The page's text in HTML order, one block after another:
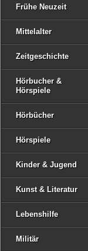
Frühe Neuzeit
Mittelalter
Zeitgeschichte
Hörbucher &
Hörspiele
Hörbücher
Hörspiele
Kinder & Jugend
Kunst & Literatur
Lebenshilfe
Militär